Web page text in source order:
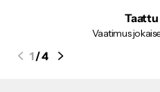
Taattu
Vaatimus
1/4